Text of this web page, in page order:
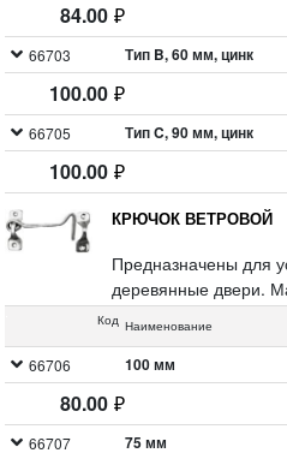
84.00
66703 Тип B, 60 мм, цинк
100.00
66705 Тип C, 90 мм, цинк
100.00
КРЮЧОК ВЕТРОВОЙ
Предназначены для
деревянные двери.
сталь.
Код Наименование
66706 100 мм
80.00
66707 75 мм